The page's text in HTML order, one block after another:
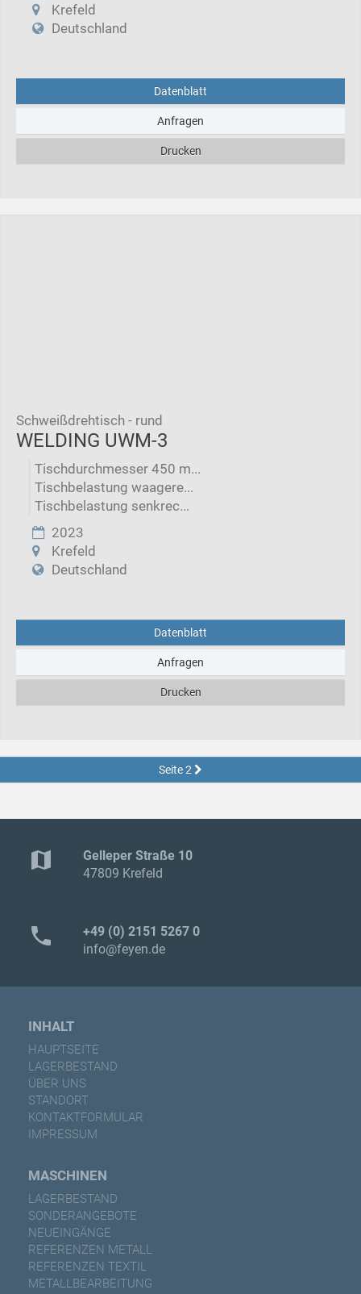
Krefeld
Deutschland
Datenblatt
Anfragen
Drucken
Schweißdrehtisch - rund
WELDING UWM-3
Tischdurchmesser 450 m...
Tischbelastung waagere...
Tischbelastung senkrec...
2023
Krefeld
Deutschland
Datenblatt
Anfragen
Drucken
Seite 2
map
Gelleper Straße 10
47809 Krefeld
phone
+49 (0) 2151 5267 0
info@feyen.de
INHALT
HAUPTSEITE
LAGERBESTAND
ÜBER UNS
STANDORT
KONTAKTFORMULAR
IMPRESSUM
MASCHINEN
LAGERBESTAND
SONDERANGEBOTE
NEUEINGÄNGE
REFERENZEN METALL
REFERENZEN TEXTIL
METALLBEARBEITUNG